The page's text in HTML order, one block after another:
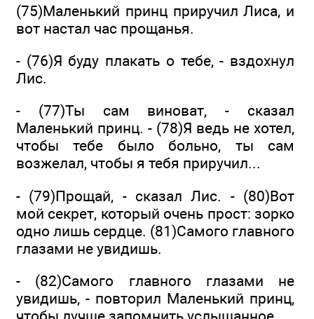
(75)Маленький принц приручил Лиса, и
вот настал час прощанья.
- (76)Я буду плакать о тебе, - вздохнул
Лис.
- (77)Ты сам виноват, - сказал
Маленький принц. - (78)Я ведь не хотел,
чтобы тебе было больно, ты сам
возжелал, чтобы я тебя приручил...
- (79)Прощай, - сказал Лис. - (80)Вот
мой секрет, который очень прост: зорко
одно лишь сердце. (81)Самого главного
глазами не увидишь.
- (82)Самого главного глазами не
увидишь, - повторил Маленький принц,